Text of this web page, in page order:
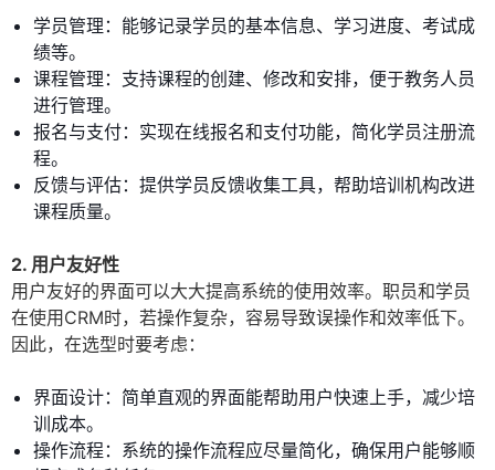
学员管理：能够记录学员的基本信息、学习进度、考试成
绩等。
课程管理：支持课程的创建、修改和安排，便于教务人员
进行管理。
报名与支付：实现在线报名和支付功能，简化学员注册流
程。
反馈与评估：提供学员反馈收集工具，帮助培训机构改进
课程质量。
2. 用户友好性
用户友好的界面可以大大提高系统的使用效率。职员和学员
在使用CRM时，若操作复杂，容易导致误操作和效率低下。
因此，在选型时要考虑：
界面设计：简单直观的界面能帮助用户快速上手，减少培
训成本。
操作流程：系统的操作流程应尽量简化，确保用户能够顺